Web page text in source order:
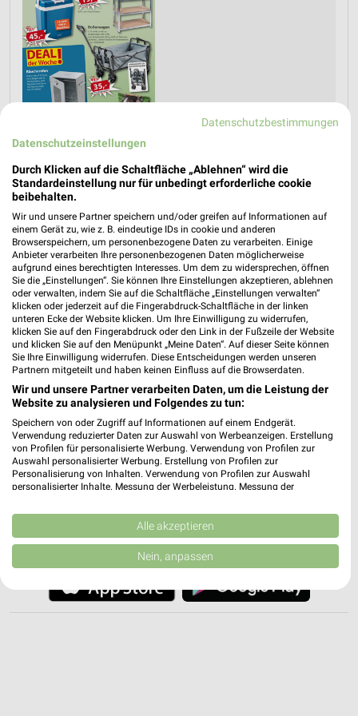
Jetzt alle "Grillen" Themen entdecken!
MEHR PROSPEKTE
weekli - Prospekte & Angebote App
Alle Sonderpreis Baumarkt Angebote immer griffbereit – mit
der kostenlosen weekli App für iOS & Android.
✔Standortgenaue Angebote
✔Folge deinem Lieblingshändler
✔Push-Benachrichtigungen bei neuen Prospekten
✔Einkaufsliste - Einkauf stressfrei planen
JETZT LADEN UND SPAREN!
Datenschutzbestimmungen
Datenschutzeinstellungen
Durch Klicken auf die Schaltfläche „Ablehnen“ wird die
Standardeinstellung nur für unbedingt erforderliche cookie
beibehalten.
Wir und unsere Partner speichern und/oder greifen auf Informationen auf
einem Gerät zu, wie z. B. eindeutige IDs in cookie und anderen
Browserspeichern, um personenbezogene Daten zu verarbeiten. Einige
Anbieter verarbeiten Ihre personenbezogenen Daten möglicherweise
aufgrund eines berechtigten Interesses. Um dem zu widersprechen, öffnen
Sie die „Einstellungen“. Sie können Ihre Einstellungen akzeptieren, ablehnen
oder verwalten, indem Sie auf die Schaltfläche „Einstellungen verwalten“
klicken oder jederzeit auf die Fingerabdruck-Schaltfläche in der linken
unteren Ecke der Website klicken. Um Ihre Einwilligung zu widerrufen,
klicken Sie auf den Fingerabdruck oder den Link in der Fußzeile der Website
und klicken Sie auf den Menüpunkt „Meine Daten“. Auf dieser Seite können
Sie Ihre Einwilligung widerrufen. Diese Entscheidungen werden unseren
Partnern mitgeteilt und haben keinen Einfluss auf die Browserdaten.
Wir und unsere Partner verarbeiten Daten, um die Leistung der
Website zu analysieren und Folgendes zu tun:
Speichern von oder Zugriff auf Informationen auf einem Endgerät.
Verwendung reduzierter Daten zur Auswahl von Werbeanzeigen. Erstellung
von Profilen für personalisierte Werbung. Verwendung von Profilen zur
Auswahl personalisierter Werbung. Erstellung von Profilen zur
Personalisierung von Inhalten. Verwendung von Profilen zur Auswahl
personalisierter Inhalte. Messung der Werbeleistung. Messung der
Kombinationen von Daten aus verschiedenen Quellen. Entwicklung und
Verbesserung der Angebote. Verwendung reduzierter Daten zur Auswahl
von Inhalten.
Daten können außerhalb der Europäischen Union weitergegeben und in die
Website/App.
Alle akzeptieren
Nein, anpassen